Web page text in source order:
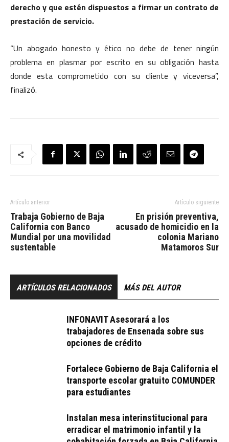
derecho y que estén dispuestos a firmar un contrato de
prestación de servicio.
“Un abogado honesto y ético no debe de tener ningún
problema en plasmar por escrito en su obligación hasta
donde esta comprometido con su cliente y viceversa”,
finalizó.
Artículo anterior
Trabaja Gobierno de Baja
California con Banco
Mundial por una movilidad
sustentable
Artículo siguiente
En prisión preventiva,
acusado de homicidio en la
colonia Mariano
Matamoros Sur
ARTÍCULOS RELACIONADOS MÁS DEL AUTOR
INFONAVIT Asesorará a los
trabajadores de Ensenada sobre sus
opciones de crédito
Fortalece Gobierno de Baja California el
transporte escolar gratuito COMUNDER
para estudiantes
Instalan mesa interinstitucional para
erradicar el matrimonio infantil y la